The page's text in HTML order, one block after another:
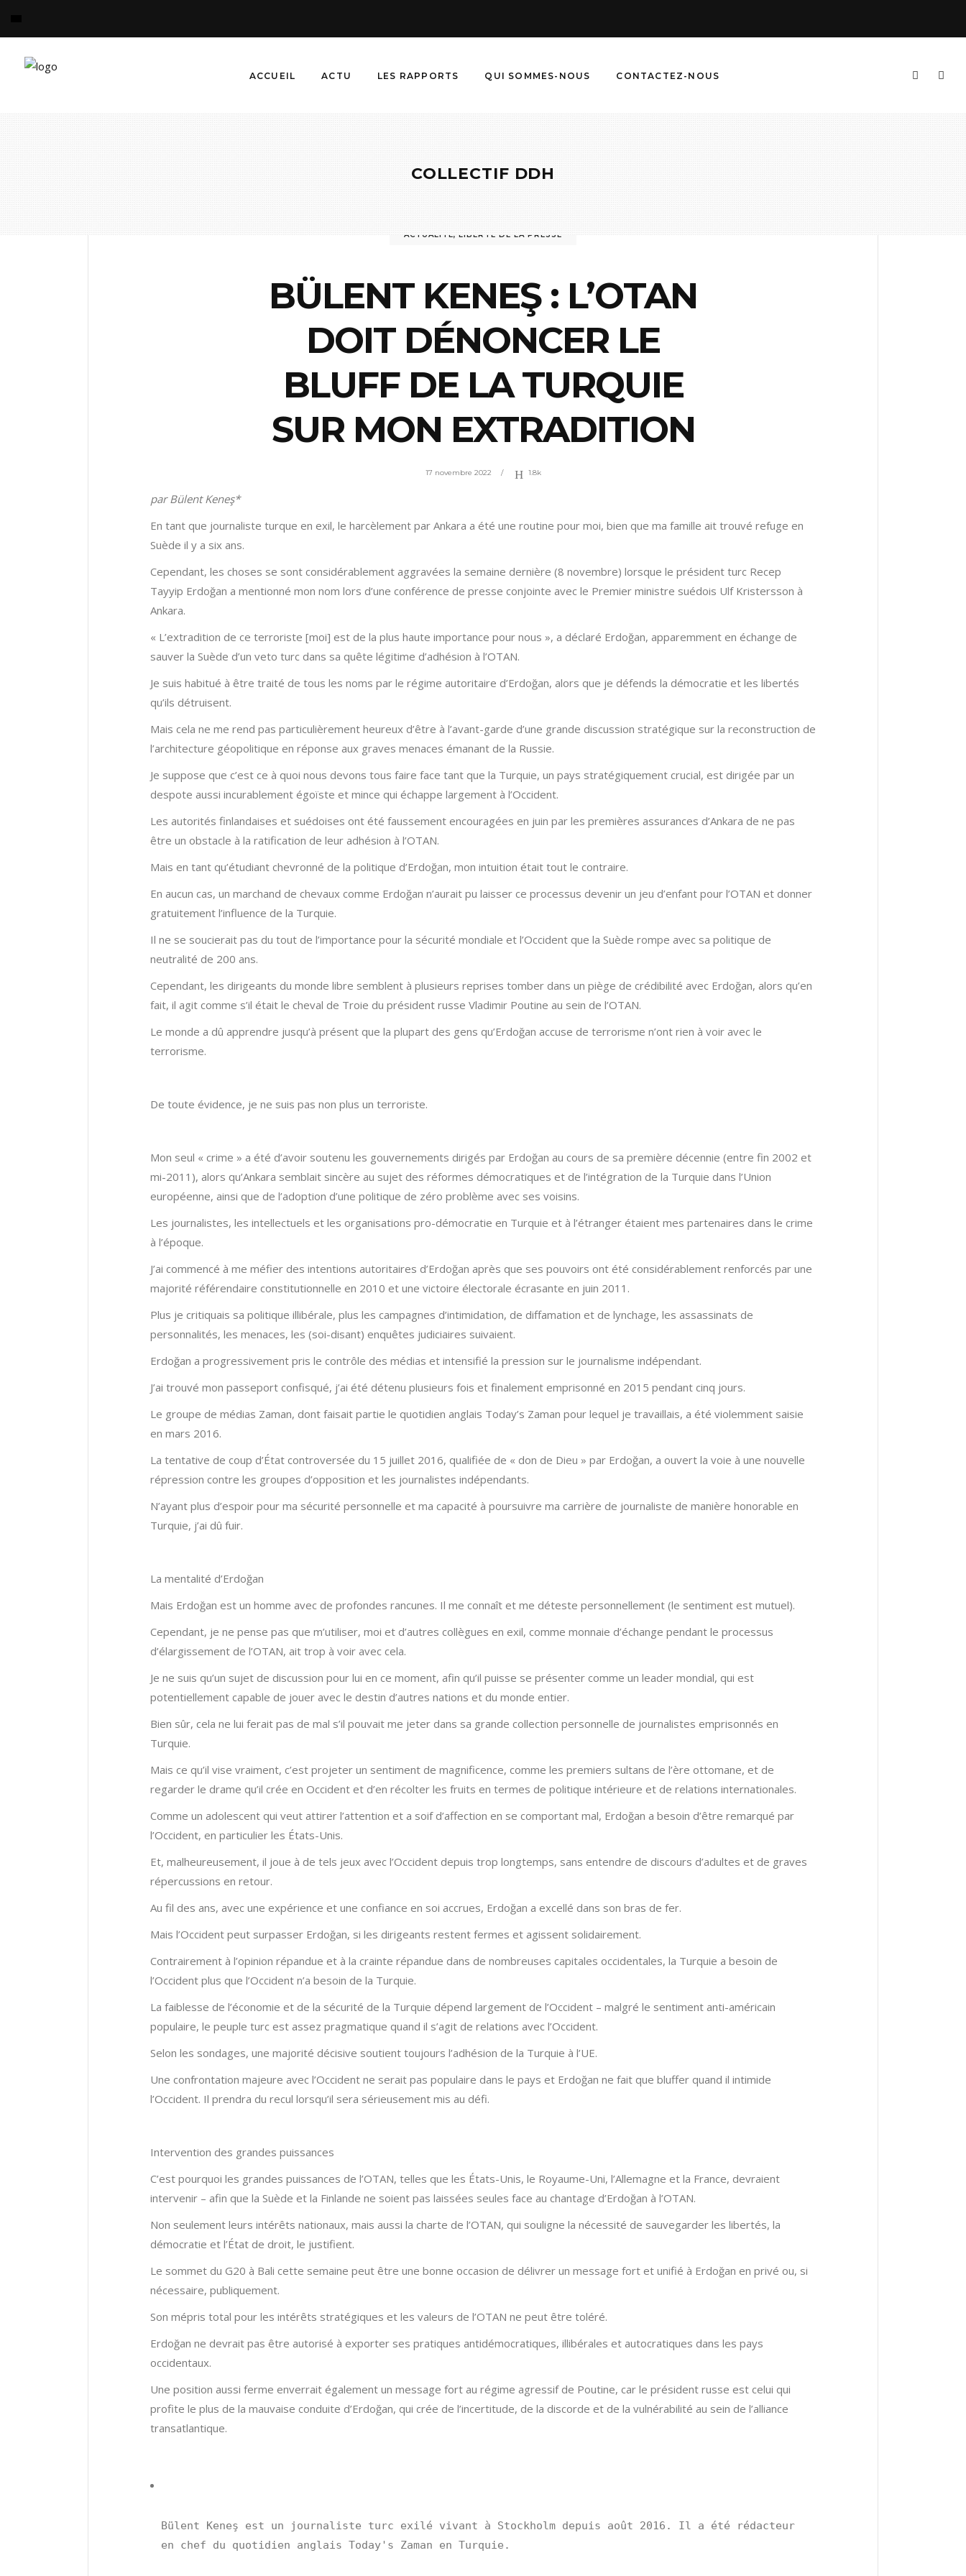
ACCUEIL ACTU LES RAPPORTS QUI SOMMES-NOUS CONTACTEZ-NOUS
COLLECTIF DDH
ACTUALITÉ, LIBERTÉ DE LA PRESSE
BÜLENT KENEŞ : L’OTAN
DOIT DÉNONCER LE
BLUFF DE LA TURQUIE
SUR MON EXTRADITION
17 novembre 2022 1.8k
par Bülent Keneş*
En tant que journaliste turque en exil, le harcèlement par Ankara a été une routine pour moi, bien que ma famille ait trouvé refuge en
Suède il y a six ans.
Cependant, les choses se sont considérablement aggravées la semaine dernière (8 novembre) lorsque le président turc Recep
Tayyip Erdoğan a mentionné mon nom lors d’une conférence de presse conjointe avec le Premier ministre suédois Ulf Kristersson à
Ankara.
« L’extradition de ce terroriste [moi] est de la plus haute importance pour nous », a déclaré Erdoğan, apparemment en échange de
sauver la Suède d’un veto turc dans sa quête légitime d’adhésion à l’OTAN.
Je suis habitué à être traité de tous les noms par le régime autoritaire d’Erdoğan, alors que je défends la démocratie et les libertés
qu’ils détruisent.
Mais cela ne me rend pas particulièrement heureux d’être à l’avant-garde d’une grande discussion stratégique sur la reconstruction de
l’architecture géopolitique en réponse aux graves menaces émanant de la Russie.
Je suppose que c’est ce à quoi nous devons tous faire face tant que la Turquie, un pays stratégiquement crucial, est dirigée par un
despote aussi incurablement égoïste et mince qui échappe largement à l’Occident.
Les autorités finlandaises et suédoises ont été faussement encouragées en juin par les premières assurances d’Ankara de ne pas
être un obstacle à la ratification de leur adhésion à l’OTAN.
Mais en tant qu’étudiant chevronné de la politique d’Erdoğan, mon intuition était tout le contraire.
En aucun cas, un marchand de chevaux comme Erdoğan n’aurait pu laisser ce processus devenir un jeu d’enfant pour l’OTAN et donner
gratuitement l’influence de la Turquie.
Il ne se soucierait pas du tout de l’importance pour la sécurité mondiale et l’Occident que la Suède rompe avec sa politique de
neutralité de 200 ans.
Cependant, les dirigeants du monde libre semblent à plusieurs reprises tomber dans un piège de crédibilité avec Erdoğan, alors qu’en
fait, il agit comme s’il était le cheval de Troie du président russe Vladimir Poutine au sein de l’OTAN.
Le monde a dû apprendre jusqu’à présent que la plupart des gens qu’Erdoğan accuse de terrorisme n’ont rien à voir avec le
terrorisme.
De toute évidence, je ne suis pas non plus un terroriste.
Mon seul « crime » a été d’avoir soutenu les gouvernements dirigés par Erdoğan au cours de sa première décennie (entre fin 2002 et
mi-2011), alors qu’Ankara semblait sincère au sujet des réformes démocratiques et de l’intégration de la Turquie dans l’Union
européenne, ainsi que de l’adoption d’une politique de zéro problème avec ses voisins.
Les journalistes, les intellectuels et les organisations pro-démocratie en Turquie et à l’étranger étaient mes partenaires dans le crime
à l’époque.
J’ai commencé à me méfier des intentions autoritaires d’Erdoğan après que ses pouvoirs ont été considérablement renforcés par une
majorité référendaire constitutionnelle en 2010 et une victoire électorale écrasante en juin 2011.
Plus je critiquais sa politique illibérale, plus les campagnes d’intimidation, de diffamation et de lynchage, les assassinats de
personnalités, les menaces, les (soi-disant) enquêtes judiciaires suivaient.
Erdoğan a progressivement pris le contrôle des médias et intensifié la pression sur le journalisme indépendant.
J’ai trouvé mon passeport confisqué, j’ai été détenu plusieurs fois et finalement emprisonné en 2015 pendant cinq jours.
Le groupe de médias Zaman, dont faisait partie le quotidien anglais Today’s Zaman pour lequel je travaillais, a été violemment saisie
en mars 2016.
La tentative de coup d’État controversée du 15 juillet 2016, qualifiée de « don de Dieu » par Erdoğan, a ouvert la voie à une nouvelle
répression contre les groupes d’opposition et les journalistes indépendants.
N’ayant plus d’espoir pour ma sécurité personnelle et ma capacité à poursuivre ma carrière de journaliste de manière honorable en
Turquie, j’ai dû fuir.
La mentalité d’Erdoğan
Mais Erdoğan est un homme avec de profondes rancunes. Il me connaît et me déteste personnellement (le sentiment est mutuel).
Cependant, je ne pense pas que m’utiliser, moi et d’autres collègues en exil, comme monnaie d’échange pendant le processus
d’élargissement de l’OTAN, ait trop à voir avec cela.
Je ne suis qu’un sujet de discussion pour lui en ce moment, afin qu’il puisse se présenter comme un leader mondial, qui est
potentiellement capable de jouer avec le destin d’autres nations et du monde entier.
Bien sûr, cela ne lui ferait pas de mal s’il pouvait me jeter dans sa grande collection personnelle de journalistes emprisonnés en
Turquie.
Mais ce qu’il vise vraiment, c’est projeter un sentiment de magnificence, comme les premiers sultans de l’ère ottomane, et de
regarder le drame qu’il crée en Occident et d’en récolter les fruits en termes de politique intérieure et de relations internationales.
Comme un adolescent qui veut attirer l’attention et a soif d’affection en se comportant mal, Erdoğan a besoin d’être remarqué par
l’Occident, en particulier les États-Unis.
Et, malheureusement, il joue à de tels jeux avec l’Occident depuis trop longtemps, sans entendre de discours d’adultes et de graves
répercussions en retour.
Au fil des ans, avec une expérience et une confiance en soi accrues, Erdoğan a excellé dans son bras de fer.
Mais l’Occident peut surpasser Erdoğan, si les dirigeants restent fermes et agissent solidairement.
Contrairement à l’opinion répandue et à la crainte répandue dans de nombreuses capitales occidentales, la Turquie a besoin de
l’Occident plus que l’Occident n’a besoin de la Turquie.
La faiblesse de l’économie et de la sécurité de la Turquie dépend largement de l’Occident – malgré le sentiment anti-américain
populaire, le peuple turc est assez pragmatique quand il s’agit de relations avec l’Occident.
Selon les sondages, une majorité décisive soutient toujours l’adhésion de la Turquie à l’UE.
Une confrontation majeure avec l’Occident ne serait pas populaire dans le pays et Erdoğan ne fait que bluffer quand il intimide
l’Occident. Il prendra du recul lorsqu’il sera sérieusement mis au défi.
Intervention des grandes puissances
C’est pourquoi les grandes puissances de l’OTAN, telles que les États-Unis, le Royaume-Uni, l’Allemagne et la France, devraient
intervenir – afin que la Suède et la Finlande ne soient pas laissées seules face au chantage d’Erdoğan à l’OTAN.
Non seulement leurs intérêts nationaux, mais aussi la charte de l’OTAN, qui souligne la nécessité de sauvegarder les libertés, la
démocratie et l’État de droit, le justifient.
Le sommet du G20 à Bali cette semaine peut être une bonne occasion de délivrer un message fort et unifié à Erdoğan en privé ou, si
nécessaire, publiquement.
Son mépris total pour les intérêts stratégiques et les valeurs de l’OTAN ne peut être toléré.
Erdoğan ne devrait pas être autorisé à exporter ses pratiques antidémocratiques, illibérales et autocratiques dans les pays
occidentaux.
Une position aussi ferme enverrait également un message fort au régime agressif de Poutine, car le président russe est celui qui
profite le plus de la mauvaise conduite d’Erdoğan, qui crée de l’incertitude, de la discorde et de la vulnérabilité au sein de l’alliance
transatlantique.
Bülent Keneş est un journaliste turc exilé vivant à Stockholm depuis août 2016. Il a été rédacteur
en chef du quotidien anglais Today's Zaman en Turquie.